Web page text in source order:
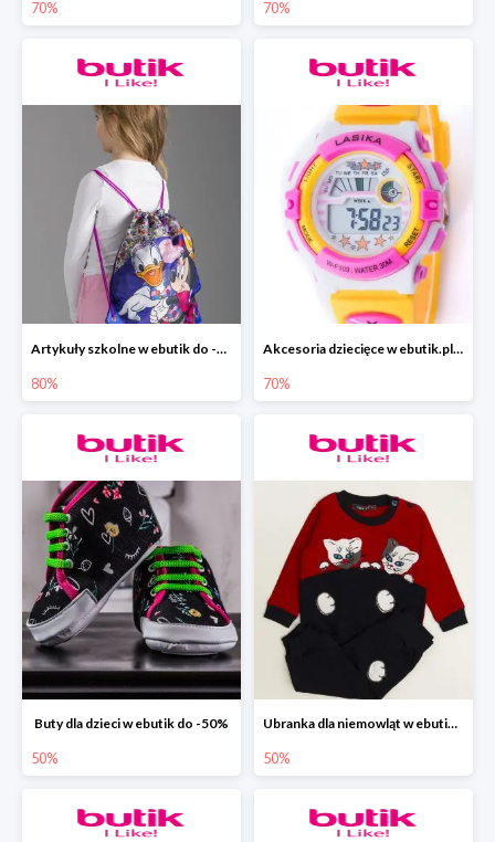
70% 70%
Artykuły szkolne w ebutik do -80%
80%
Akcesoria dziecięce w ebutik.pl do -70%
70%
Buty dla dzieci w ebutik do -50%
50%
Ubranka dla niemowląt w ebutik.pl do -50%
50%